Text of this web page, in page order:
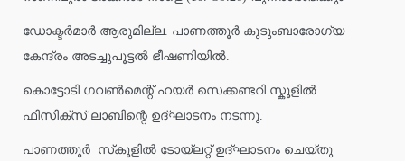
ഡോക്ടർമാർ ആരുമില്ല. പാണത്തൂർ കുടുംബാരോഗ്യ
കേന്ദ്രം അടച്ചുപൂട്ടൽ ഭീഷണിയിൽ.
കൊട്ടോടി ഗവൺമെന്റ് ഹയർ സെക്കണ്ടറി സ്കൂളിൽ
ഫിസിക്സ് ലാബിന്റെ ഉദ്ഘാടനം നടന്നു.
പാണത്തൂർ സ്‌കൂളിൽ ടോയ്ലറ്റ് ഉദ്ഘാടനം ചെയ്തു